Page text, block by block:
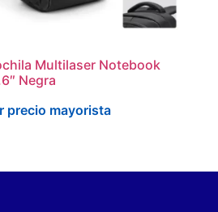
Multilaser Notebook
Negra
precio mayorista